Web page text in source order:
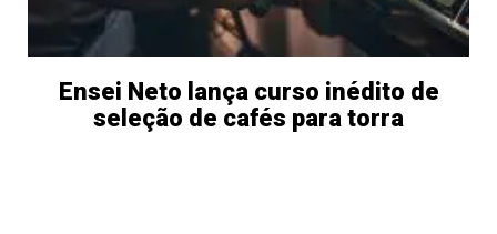
Ensei Neto lança curso inédito de
seleção de cafés para torra